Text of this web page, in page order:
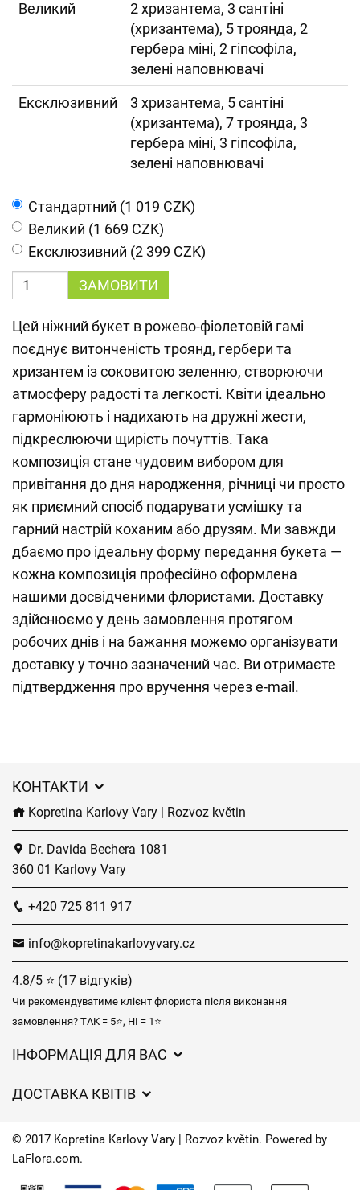
Великий
2 хризантема, 3 сантіні
(хризантема), 5 троянда, 2
гербера міні, 2 гіпсофіла,
зелені наповнювачі
Ексклюзивний
3 хризантема, 5 сантіні
(хризантема), 7 троянда, 3
гербера міні, 3 гіпсофіла,
зелені наповнювачі
Cтандартний (1 019 CZK)
Великий (1 669 CZK)
Ексклюзивний (2 399 CZK)
ЗАМОВИТИ
Цей ніжний букет в рожево-фіолетовій гамі
поєднує витонченість троянд, гербери та
хризантем із соковитою зеленню, створюючи
атмосферу радості та легкості. Квіти ідеально
гармоніюють і надихають на дружні жести,
підкреслюючи щирість почуттів. Така
композиція стане чудовим вибором для
привітання до дня народження, річниці чи просто
як приємний спосіб подарувати усмішку та
гарний настрій коханим або друзям. Ми завжди
дбаємо про ідеальну форму передання букета —
кожна композиція професійно оформлена
нашими досвідченими флористами. Доставку
здійснюємо у день замовлення протягом
робочих днів і на бажання можемо організувати
доставку у точно зазначений час. Ви отримаєте
підтвердження про вручення через e-mail.
КОНТАКТИ
Kopretina Karlovy Vary | Rozvoz květin
Dr. Davida Bechera 1081
360 01 Karlovy Vary
+420 725 811 917
info@kopretinakarlovyvary.cz
4.8/5 ⭐ (17 відгуків)
Чи рекомендуватиме клієнт флориста після виконання
замовлення? ТАК = 5⭐, НІ = 1⭐
ІНФОРМАЦІЯ ДЛЯ ВАС
Захист персональних даних
Час доставки квітів – огляд можливостей
ДОСТАВКА КВІТІВ
Куди ми доставляємо квіти
© 2017 Kopretina Karlovy Vary | Rozvoz květin. Powered by
LaFlora.com.